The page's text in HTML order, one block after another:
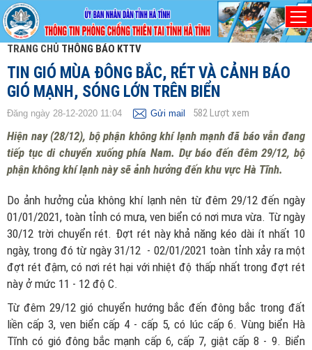
TRANG CHỦ THÔNG BÁO KTTV
TIN GIÓ MÙA ĐÔNG BẮC, RÉT VÀ CẢNH BÁO
GIÓ MẠNH, SÓNG LỚN TRÊN BIỂN
Đăng ngày 28-12-2020 11:04 Gửi mail 582Lượt xem
Hiện nay (28/12), bộ phận không khí lạnh mạnh đã báo vẫn đang
tiếp tục di chuyển xuống phía Nam. Dự báo đến đêm 29/12, bộ
phận không khí lạnh này sẽ ảnh hưởng đến khu vực Hà Tĩnh.
Do ảnh hưởng của không khí lạnh nên từ đêm 29/12 đến ngày
01/01/2021, toàn tỉnh có mưa, ven biển có nơi mưa vừa. Từ ngày
30/12 trời chuyển rét. Đợt rét này khả năng kéo dài ít nhất 10
ngày, trong đó từ ngày 31/12 - 02/01/2021 toàn tỉnh xảy ra một
đợt rét đậm, có nơi rét hại với nhiệt độ thấp nhất trong đợt rét
này ở mức 11 - 12 độ C.
Từ đêm 29/12 gió chuyển hướng bắc đến đông bắc trong đất
liền cấp 3, ven biển cấp 4 - cấp 5, có lúc cấp 6. Vùng biển Hà
Tĩnh có gió đông bắc mạnh cấp 6, cấp 7, giật cấp 8 - 9. Biển